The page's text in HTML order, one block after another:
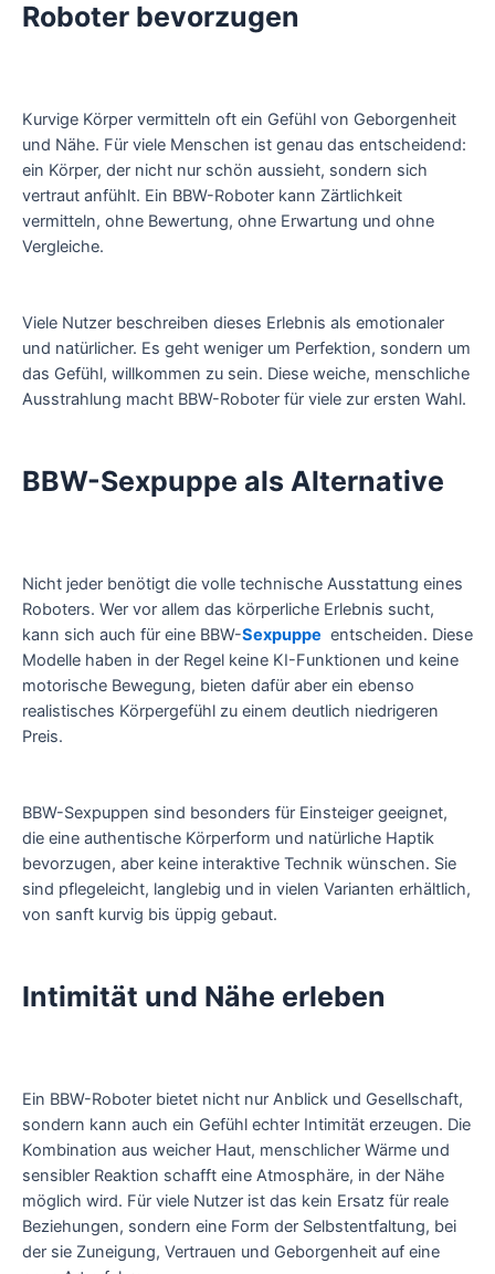
Roboter bevorzugen
Kurvige Körper vermitteln oft ein Gefühl von Geborgenheit
und Nähe. Für viele Menschen ist genau das entscheidend:
ein Körper, der nicht nur schön aussieht, sondern sich
vertraut anfühlt. Ein BBW-Roboter kann Zärtlichkeit
vermitteln, ohne Bewertung, ohne Erwartung und ohne
Vergleiche.
Viele Nutzer beschreiben dieses Erlebnis als emotionaler
und natürlicher. Es geht weniger um Perfektion, sondern um
das Gefühl, willkommen zu sein. Diese weiche, menschliche
Ausstrahlung macht BBW-Roboter für viele zur ersten Wahl.
BBW-Sexpuppe als Alternative
Nicht jeder benötigt die volle technische Ausstattung eines
Roboters. Wer vor allem das körperliche Erlebnis sucht,
kann sich auch für eine BBW-Sexpuppe entscheiden. Diese
Modelle haben in der Regel keine KI-Funktionen und keine
motorische Bewegung, bieten dafür aber ein ebenso
realistisches Körpergefühl zu einem deutlich niedrigeren
Preis.
BBW-Sexpuppen sind besonders für Einsteiger geeignet,
die eine authentische Körperform und natürliche Haptik
bevorzugen, aber keine interaktive Technik wünschen. Sie
sind pflegeleicht, langlebig und in vielen Varianten erhältlich,
von sanft kurvig bis üppig gebaut.
Intimität und Nähe erleben
Ein BBW-Roboter bietet nicht nur Anblick und Gesellschaft,
sondern kann auch ein Gefühl echter Intimität erzeugen. Die
Kombination aus weicher Haut, menschlicher Wärme und
sensibler Reaktion schafft eine Atmosphäre, in der Nähe
möglich wird. Für viele Nutzer ist das kein Ersatz für reale
Beziehungen, sondern eine Form der Selbstentfaltung, bei
der sie Zuneigung, Vertrauen und Geborgenheit auf eine